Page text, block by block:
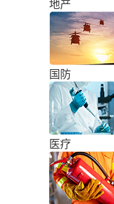
地产
国防
医疗